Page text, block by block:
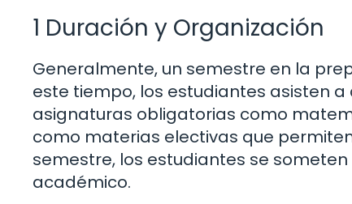
1 Duración y Organización
Generalmente, un semestre en la
este tiempo, los estudiantes asisten
asignaturas obligatorias como
como materias electivas que
semestre, los estudiantes se
académico.